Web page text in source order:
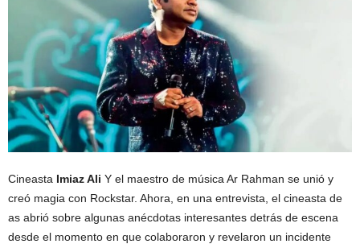
Cineasta Imiaz Ali Y el maestro de música Ar Rahman se unió y
creó magia con Rockstar. Ahora, en una entrevista, el cineasta de
as abrió sobre algunas anécdotas interesantes detrás de escena
desde el momento en que colaboraron y revelaron un incidente